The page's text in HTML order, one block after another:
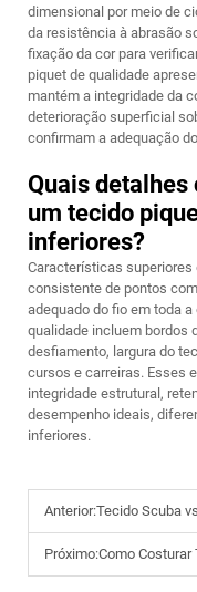
dimensional por meio de
da resistência à abrasão
fixação da cor para
piquet de qualidade
mantém a integridade da
deterioração superficial
confirmam a adequação
Quais
um tecido
inferiores?
Características
consistente de pontos
adequado do fio em toda
qualidade incluem bordos
desfiamento, largura do
cursos e carreiras. Esses
integridade estrutural,
desempenho ideais,
inferiores.
Anterior:Tecido Scuba
Próximo:Como